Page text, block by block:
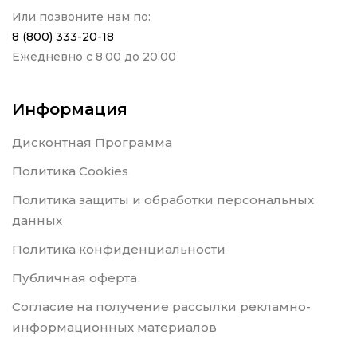
Или позвоните нам по:
8 (800) 333-20-18
Ежедневно с 8.00 до 20.00
Информация
Дисконтная Программа
Политика Cookies
Политика защиты и обработки персональных
данных
Политика конфиденциальности
Публичная оферта
Согласие на получение рассылки рекламно-
информационных материалов